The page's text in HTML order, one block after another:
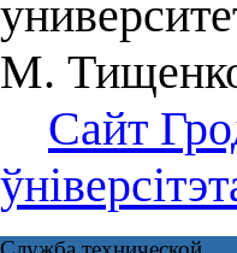
М.
Сайт